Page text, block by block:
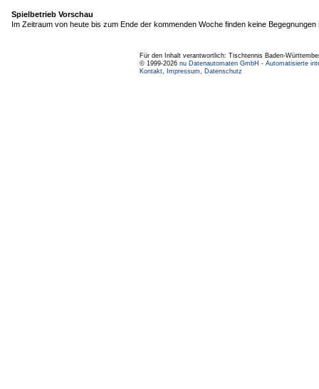
Spielbetrieb Vorschau
Im Zeitraum von heute bis zum Ende der kommenden Woche finden keine Begegnungen
Für den Inhalt verantwortlich: Tischtennis Baden-
© 1999-2026 nu Datenautomaten GmbH - Automatisierte
Kontakt, Impressum, Datenschutz